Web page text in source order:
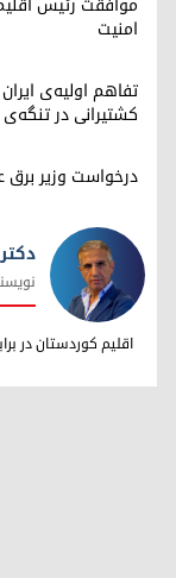
امنیت
تفاهم اولیه‌ی
کشتیرانی در
درخواست وزیر برق
دکتر ابراهیم خالد
اقلیم کوردستان در